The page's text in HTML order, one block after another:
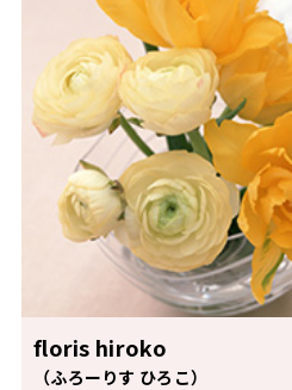
floris hiroko
（ふろーりす ひろこ）